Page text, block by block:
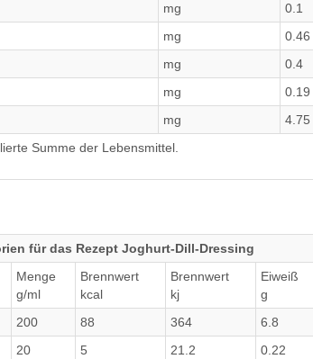
mg 0.1
mg 0.46
mg 0.4
mg 0.19
mg 4.75
Summe der Lebensmittel.
für das Rezept Joghurt-Dill-Dressing
Menge
g/ml
Brennwert
kcal
Brennwert
kj
Eiweiß
g
200 88 364 6.8
20 5 21.2 0.22